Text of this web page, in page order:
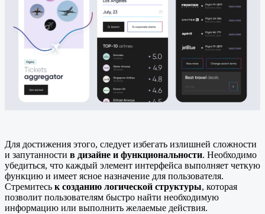
Для достижения этого, следует избегать излишней сложности
и запутанности в дизайне и функциональности. Необходимо
убедиться, что каждый элемент интерфейса выполняет четкую
функцию и имеет ясное назначение для пользователя.
Стремитесь к созданию логической структуры, которая
позволит пользователям быстро найти необходимую
информацию или выполнить желаемые действия.